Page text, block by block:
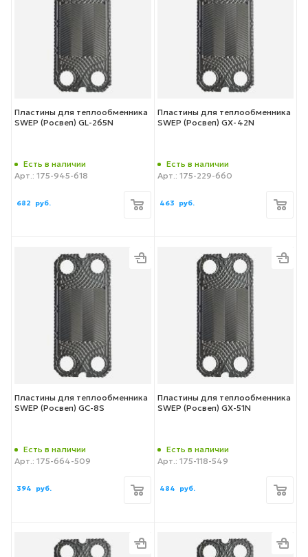
Пластины для теплообменника
SWEP (Росвеп) GL-265N
Есть в наличии
Арт.: 175-945-618
682 руб.
Пластины для теплообменника
SWEP (Росвеп) GX-42N
Есть в наличии
Арт.: 175-229-660
463 руб.
Пластины для теплообменника
SWEP (Росвеп) GC-8S
Есть в наличии
Арт.: 175-664-509
394 руб.
Пластины для теплообменника
SWEP (Росвеп) GX-51N
Есть в наличии
Арт.: 175-118-549
484 руб.